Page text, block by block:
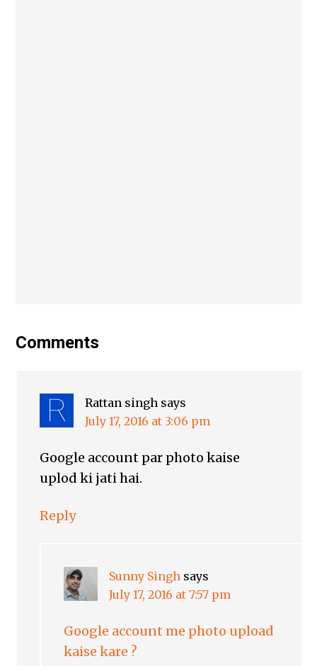
Comments
Rattan singh says
July 17, 2016 at 3:06 pm
Google account par photo kaise
uplod ki jati hai.
Reply
Sunny Singh says
July 17, 2016 at 7:57 pm
Google account me photo upload
kaise kare ?